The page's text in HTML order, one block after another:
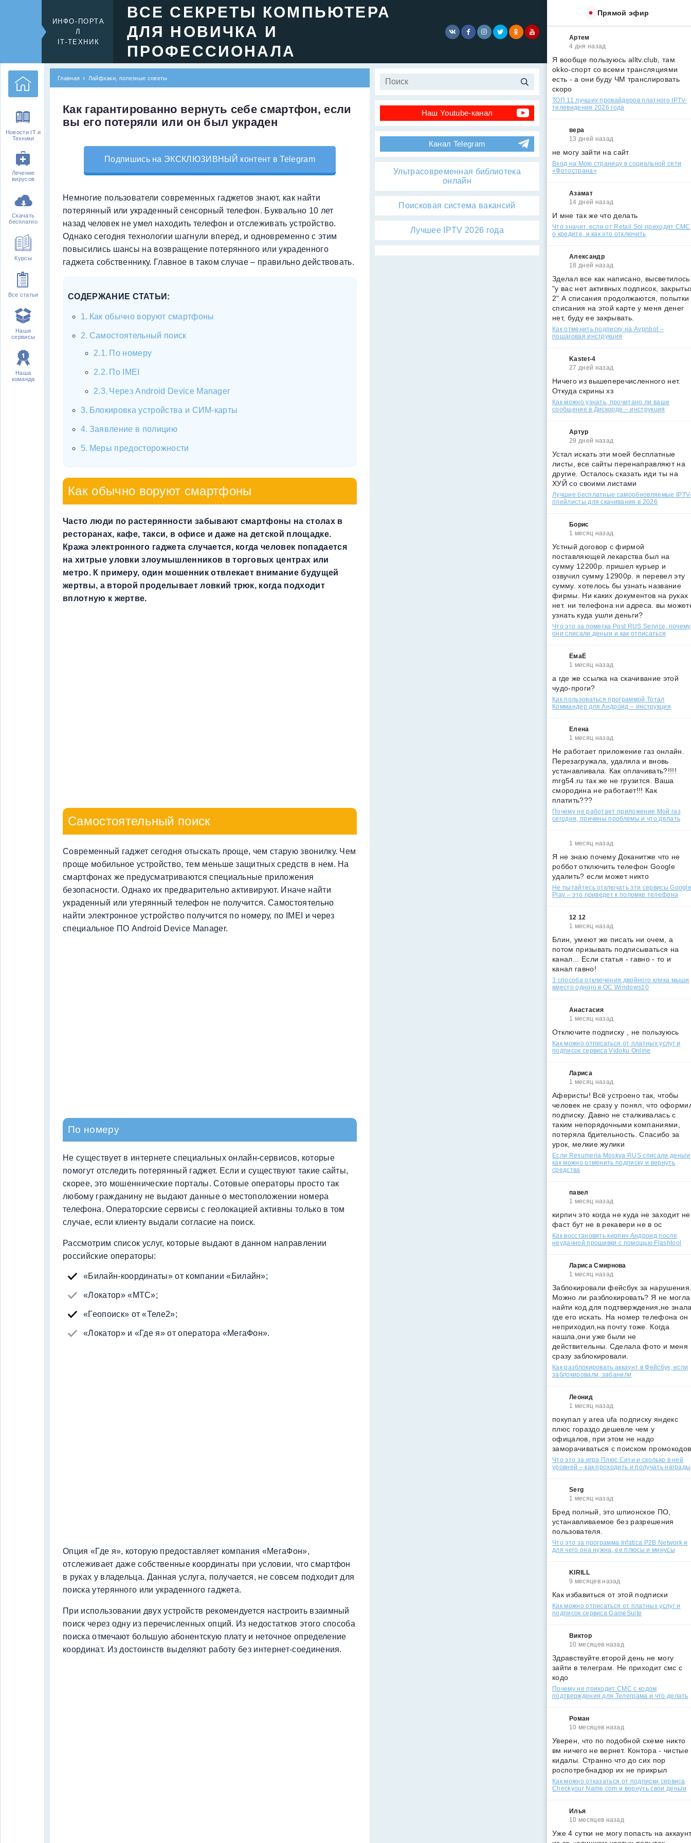
ИНФО-ПОРТА
Л
IT-ТЕХНИК
ВСЕ СЕКРЕТЫ КОМПЬЮТЕРА
ДЛЯ НОВИЧКА И
ПРОФЕССИОНАЛА
Новости IT и
Техники
Лечение
вирусов
Скачать
бесплатно
Курсы
Все статьи
Наши
сервисы
Наша
команда
Главная Лайфхаки, полезные советы
Как гарантированно вернуть себе смартфон, если
вы его потеряли или он был украден
Подпишись на ЭКСКЛЮЗИВНЫЙ контент в Telegram
Немногие пользователи современных гаджетов знают, как найти
потерянный или украденный сенсорный телефон. Буквально 10 лет
назад человек не умел находить телефон и отслеживать устройство.
Однако сегодня технологии шагнули вперед, и одновременно с этим
повысились шансы на возвращение потерянного или украденного
гаджета собственнику. Главное в таком случае – правильно действовать.
СОДЕРЖАНИЕ СТАТЬИ:
Как обычно воруют смартфоны
Самостоятельный поиск
По номеру
По IMEI
Через Android Device Manager
Блокировка устройства и СИМ-карты
Заявление в полицию
Меры предосторожности
Как обычно воруют смартфоны
Часто люди по растерянности забывают смартфоны на столах в
ресторанах, кафе, такси, в офисе и даже на детской площадке.
Кража электронного гаджета случается, когда человек попадается
на хитрые уловки злоумышленников в торговых центрах или
метро. К примеру, один мошенник отвлекает внимание будущей
жертвы, а второй проделывает ловкий трюк, когда подходит
вплотную к жертве.
Самостоятельный поиск
Современный гаджет сегодня отыскать проще, чем старую звонилку. Чем
проще мобильное устройство, тем меньше защитных средств в нем. На
смартфонах же предусматриваются специальные приложения
безопасности. Однако их предварительно активируют. Иначе найти
украденный или утерянный телефон не получится. Самостоятельно
найти электронное устройство получится по номеру, по IMEI и через
специальное ПО Android Device Manager.
По номеру
Не существует в интернете специальных онлайн-сервисов, которые
помогут отследить потерянный гаджет. Если и существуют такие сайты,
скорее, это мошеннические порталы. Сотовые операторы просто так
любому гражданину не выдают данные о местоположении номера
телефона. Операторские сервисы с геолокацией активны только в том
случае, если клиенту выдали согласие на поиск.
Рассмотрим список услуг, которые выдают в данном направлении
российские операторы:
«Билайн-координаты» от компании «Билайн»;
«Локатор» «МТС»;
«Геопоиск» от «Теле2»;
«Локатор» и «Где я» от оператора «МегаФон».
Опция «Где я», которую предоставляет компания «МегаФон»,
отслеживает даже собственные координаты при условии, что смартфон
в руках у владельца. Данная услуга, получается, не совсем подходит для
поиска утерянного или украденного гаджета.
При использовании двух устройств рекомендуется настроить взаимный
поиск через одну из перечисленных опций. Из недостатков этого способа
поиска отмечают большую абонентскую плату и неточное определение
координат. Из достоинств выделяют работу без интернет-соединения.
Наш Youtube-канал
Канал Telegram
Ультрасовременная библиотека
онлайн
Поисковая система вакансий
Лучшее IPTV 2026 года
Прямой эфир
Артем
4 дня назад
Я вообще пользуюсь alltv.club, там
okko-спорт со всеми трансляциями
есть - а они буду ЧМ транслировать
скоро
ТОП 11 лучших провайдеров платного IPTV-
телевидения 2026 года
вера
13 дней назад
не могу зайти на сайт
Вход на Мою страницу в социальной сети
«Фотострана»
Азамат
14 дней назад
И мне так же что делать
Что значит, если от Retail Sol приходят СМС
о кредите, и как это отключить
Александр
18 дней назад
Зделал все как написано, высветилось
"у вас нет активных подписок,
2" А списания продолжаются, попытки
списания на этой карте у меня денег
нет, буду ее закрывать.
Как отменить подписку на Avpnbot –
пошаговая инструкция
Kastet-4
27 дней назад
Ничего из вышеперечисленного нет.
Откуда скрины хз
Как можно узнать, прочитано ли ваше
сообщение в Дискорде – инструкция
Артур
29 дней назад
Устал искать эти моей бесплатные
листы, все сайты перенаправляют на
другие. Осталось сказать иди ты на
ХУЙ со своими листами
Лучшие бесплатные самообновляемые
плейлисты для скачивания в 2026
Борис
1 месяц назад
Устный договор с фирмой
поставляющей лекарства был на
сумму 12200р. пришел курьер и
озвучил сумму 12900р. я перевел эту
сумму. хотелось бы узнать название
фирмы. Ни каких документов на руках
нет. ни телефона ни адреса. вы
узнать куда ушли деньги?
Что это за пометка Post RUS Service, почему
они списали деньги и как отписаться
ЁмаЁ
1 месяц назад
а где же ссылка на скачивание этой
чудо-проги?
Как пользоваться программой Тотал
Коммандер для Андроид – инструкция
Елена
1 месяц назад
Не работает приложение газ онлайн.
Перезагружала, удаляла и вновь
устанавливала. Как оплачивать?!!!!
mrg54.ru так же не грузится. Ваша
смородина не работает!!! Как
платить???
Почему не работает приложение Мой газ
сегодня, причины проблемы и что делать
1 месяц назад
Я не знаю почему Доканитже что не
роббот отключить телефон Google
удалить? если может никто
Не пытайтесь отключать эти сервисы
Play – это приведет к поломке телефона
12 12
1 месяц назад
Блин, умеют же писать ни очем, а
потом призывать подписываться на
канал... Если статья - гавно - то и
канал гавно!
3 способа отключения двойного клика мыши
вместо одного в ОС Windows10
Анастасия
1 месяц назад
Отключите подписку , не пользуюсь
Как можно отписаться от платных услуг и
подписок сервиса Vidoku Online
Лариса
1 месяц назад
Аферисты! Всё устроено так, чтобы
человек не сразу у понял, что
подписку. Давно не сталкивалась с
таким непорядочными компаниями,
потеряла бдительность. Спасибо за
урок, мелкие жулики
Если Resumeria Moskva RUS списали
как можно отменить подписку и вернуть
средства
павел
1 месяц назад
кирпич это когда не куда не заходит не
фаст бут не в рекавери не в ос
Как восстановить кирпич Андроид после
неудачной прошивки с помощью Flashtool
Лариса Смирнова
1 месяц назад
Заблокировали фейсбук за
Можно ли разблокировать? Я не могла
найти код для подтверждения,не
где его искать. На номер телефона он
неприходил,на почту тоже. Когда
нашла,они уже были не
действительны. Сделала фото и меня
сразу заблокировали.
Как разблокировать аккаунт в Фейсбук, если
заблокировали, забанили
Леонид
1 месяц назад
покупал у area ufa подписку яндекс
плюс гораздо дешевле чем у
офицалов, при этом не надо
заморачиваться с поиском промокодов
Что это за игра Плюс Сити и сколько в ней
уровней – как проходить и получать награды
Serg
1 месяц назад
Бред полный, это шпионское ПО,
устанавливаемое без разрешения
пользователя.
Что это за программа Infatica P2B Network и
для чего она нужна, ее плюсы и минусы
KIRILL
9 месяцев назад
Как избавиться от этой подписки
Как можно отписаться от платных услуг и
подписок сервиса GameSuite
Виктор
10 месяцев назад
Здравствуйте.второй день не могу
зайти в телеграм. Не приходит смс с
кодо
Почему не приходит СМС с кодом
подтверждения для Телеграма и что делать
Роман
10 месяцев назад
Уверен, что по подобной схеме никто
вм ничего не вернет. Контора - чистые
кидалы. Странно что до сих пор
роспотребнадзор их не прикрыл
Как можно отказаться от подписки сервиса
Checkyour Name com и вернуть свои деньги
Илья
10 месяцев назад
Уже 4 сутки не могу попасть на